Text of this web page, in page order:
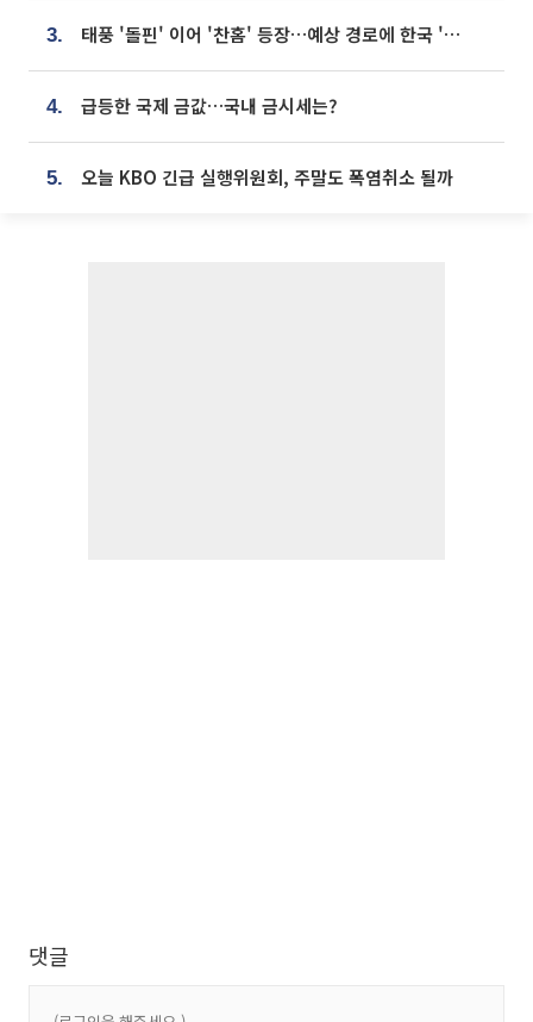
3. 태풍 '돌핀' 이어 '찬홈' 등장…예상 경로에 한국 '한숨'
4. 급등한 국제 금값…국내 금시세는?
5. 오늘 KBO 긴급 실행위원회, 주말도 폭염취소 될까
댓글